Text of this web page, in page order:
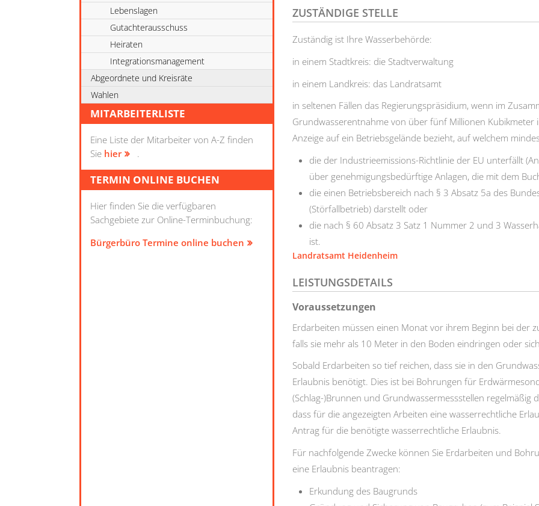
Lebenslagen
Gutachterausschuss
Heiraten
Integrationsmanagement
Abgeordnete und Kreisräte
Wahlen
MITARBEITERLISTE
Eine Liste der Mitarbeiter von A-Z finden
Sie hier .
TERMIN ONLINE BUCHEN
Hier finden Sie die verfügbaren
Sachgebiete zur Online-Terminbuchung:
Bürgerbüro Termine online buchen
ZUSTÄNDIGE STELLE
Zuständig ist Ihre Wasserbehörde:
in einem Stadtkreis: die Stadtverwaltung
in einem Landkreis: das Landratsamt
in seltenen Fällen das Regierungspräsidium, wenn im
Grundwasserentnahme von über fünf Millionen Kubikmeter
Anzeige auf ein Betriebsgelände bezieht, auf welchem
die der Industrieemissions-Richtlinie der EU unterfällt
über genehmigungsbedürftige Anlagen, die mit dem
die einen Betriebsbereich nach § 3 Absatz 5a des
(Störfallbetrieb) darstellt oder
die nach § 60 Absatz 3 Satz 1 Nummer 2 und 3
ist.
Landratsamt Heidenheim
LEISTUNGSDETAILS
Voraussetzungen
Erdarbeiten müssen einen Monat vor ihrem Beginn bei der
falls sie mehr als 10 Meter in den Boden eindringen oder
Sobald Erdarbeiten so tief reichen, dass sie in den
Erlaubnis benötigt. Dies ist bei Bohrungen für
(Schlag-)Brunnen und Grundwassermessstellen regelmäßig
dass für die angezeigten Arbeiten eine wasserrechtliche
Antrag für die benötigte wasserrechtliche Erlaubnis.
Für nachfolgende Zwecke können Sie Erdarbeiten und
eine Erlaubnis beantragen:
Erkundung des Baugrunds